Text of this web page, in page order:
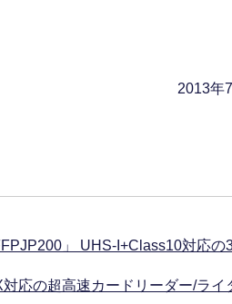
2013年
」 UHS-I+Class10対応
応の超高速カードリーダー/ライ